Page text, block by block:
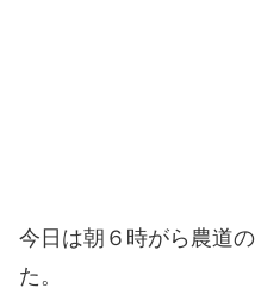
今日は朝６時がら農道
た。